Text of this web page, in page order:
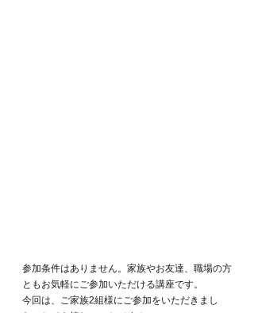
参加条件はありません。家族やお友達、職場の方
ともお気軽にご参加いただける講座です。
今回は、ご家族2組様にご参加をいただきまし